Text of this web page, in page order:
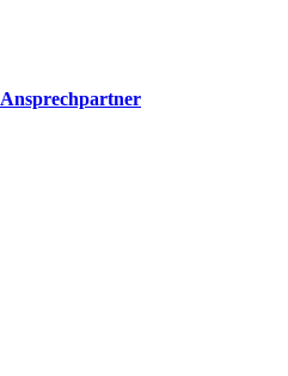
Ansprechpartner